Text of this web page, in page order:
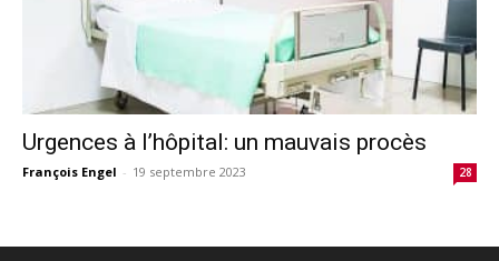
Urgences à l’hôpital: un mauvais procès
François Engel - 19 septembre 2023 28